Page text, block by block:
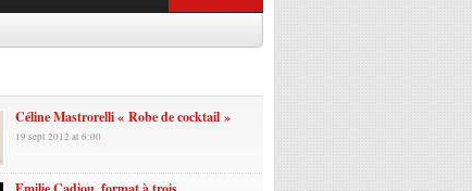
Céline Mastrorelli « Robe de cocktail »
19 sept 2012 at 6:00